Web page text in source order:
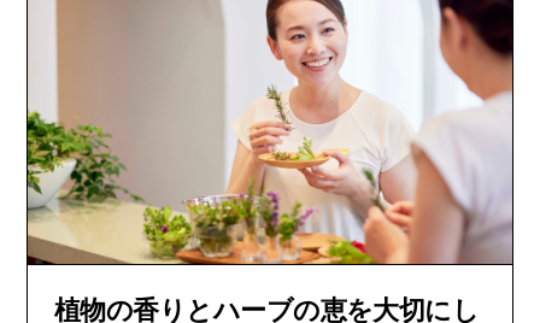
植物の香りとハーブの恵を大切にし